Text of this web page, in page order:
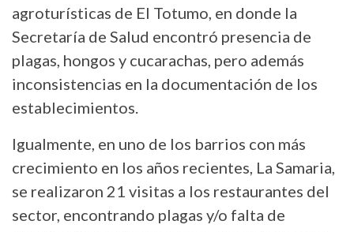
agroturísticas de El Totumo, en donde la
Secretaría de Salud encontró presencia de
plagas, hongos y cucarachas, pero además
inconsistencias en la documentación de los
establecimientos.
Igualmente, en uno de los barrios con más
crecimiento en los años recientes, La Samaria,
se realizaron 21 visitas a los restaurantes del
sector, encontrando plagas y/o falta de